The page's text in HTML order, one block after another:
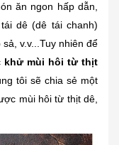
ăn ngon hấp dẫn,
dê (dê tái chanh)
v.v...Tuy nhiên để
khử mùi hôi từ thịt
tôi sẽ chia sẻ một
mùi hôi từ thịt dê,